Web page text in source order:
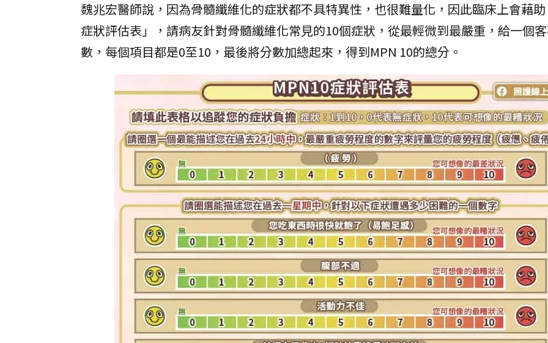
魏兆宏醫師說，因為骨髓纖維化的症狀都不具特異性，也很難量化，因此臨床上會藉
症狀評估表」，請病友針對骨髓纖維化常見的10個症狀，從最輕微到最嚴重，給一個
數，每個項目都是0至10，最後將分數加總起來，得到MPN 10的總分。